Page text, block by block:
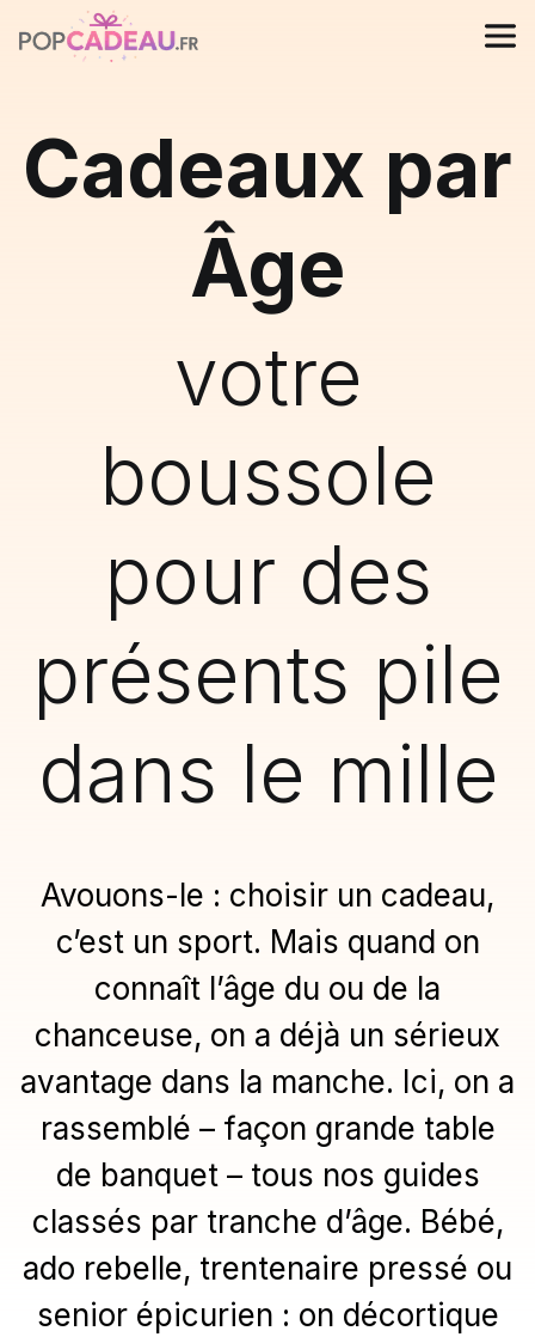
Cadeaux par
Âge
votre
boussole
pour des
présents pile
dans le mille
Avouons-le : choisir un cadeau,
c’est un sport. Mais quand on
connaît l’âge du ou de la
chanceuse, on a déjà un sérieux
avantage dans la manche. Ici, on a
rassemblé – façon grande table
de banquet – tous nos guides
classés par tranche d’âge. Bébé,
ado rebelle, trentenaire pressé ou
senior épicurien : on décortique